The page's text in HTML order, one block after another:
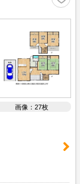
画像：27枚